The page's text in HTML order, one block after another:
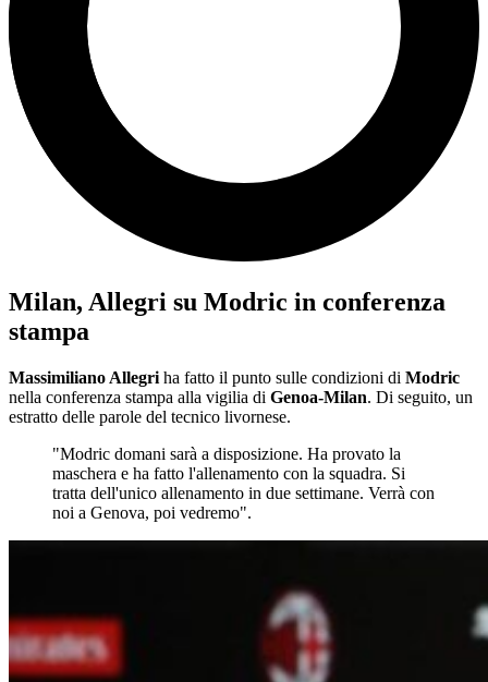
Milan, Allegri su Modric in conferenza
stampa
Massimiliano Allegri ha fatto il punto sulle condizioni di Modric
nella conferenza stampa alla vigilia di Genoa-Milan. Di seguito, un
estratto delle parole del tecnico livornese.
"Modric domani sarà a disposizione. Ha provato la
maschera e ha fatto l'allenamento con la squadra. Si
tratta dell'unico allenamento in due settimane. Verrà con
noi a Genova, poi vedremo".